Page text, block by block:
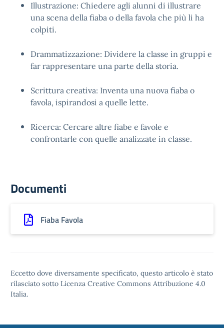
Illustrazione: Chiedere agli alunni di illustrare
una scena della fiaba o della favola che più li ha
colpiti.
Drammatizzazione: Dividere la classe in gruppi e
far rappresentare una parte della storia.
Scrittura creativa: Inventa una nuova fiaba o
favola, ispirandosi a quelle lette.
Ricerca: Cercare altre fiabe e favole e
confrontarle con quelle analizzate in classe.
Documenti
Fiaba Favola
Eccetto dove diversamente specificato, questo articolo è stato
rilasciato sotto Licenza Creative Commons Attribuzione 4.0
Italia.